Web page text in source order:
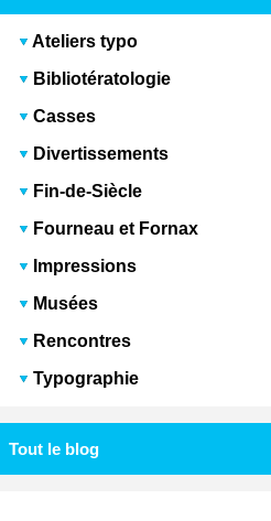
Ateliers typo
Bibliotératologie
Casses
Divertissements
Fin-de-Siècle
Fourneau et Fornax
Impressions
Musées
Rencontres
Typographie
Tout le blog